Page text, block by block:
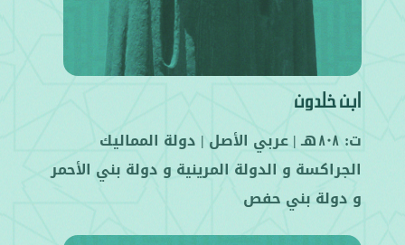
ابن خلدون
ت: 808هـ |عربي الأصل | دولة المماليك
الجراكسة و الدولة المرينية و دولة بني الأحمر
ودولة بني حفص